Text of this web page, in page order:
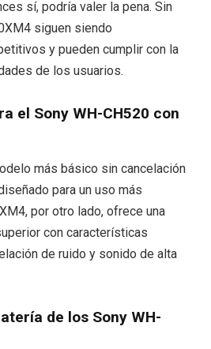
sí, podría valer la pena. Sin
siguen siendo
y pueden cumplir con la
de los usuarios.
el Sony WH-CH520 con
más básico sin cancelación
para un uso más
por otro lado, ofrece una
con características
de ruido y sonido de alta
de los Sony WH-